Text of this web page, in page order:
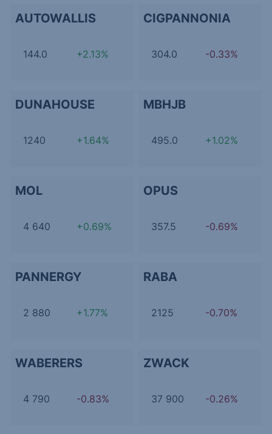
AUTOWALLIS
144.0 +2.13%
CIGPANNONIA
304.0 -0.33%
DUNAHOUSE
1240 +1.64%
MBHJB
495.0 +1.02%
MOL
4 640 +0.69%
OPUS
357.5 -0.69%
PANNERGY
2 880 +1.77%
RABA
2125 -0.70%
WABERERS
4 790 -0.83%
ZWACK
37 900 -0.26%